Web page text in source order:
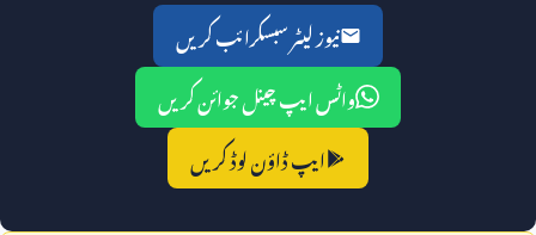
نیوز لیٹر سبسکرائب کریں
واٹس ایپ چینل جوائن کریں
ایپ ڈاؤن لوڈ کریں